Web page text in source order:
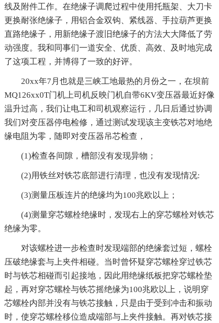
线及附件工作。在绝缘子调爬过程中使用托瓶架、大刀卡
更换耐张绝缘子，用铝合金双钩、紧线器、手拉葫芦更换
直路绝缘子，用新绝缘子渡旧绝缘子的方法大大降低了劳
动强度。我和同事们一道安全、优质、高效、及时地完成
了这项工程，并博得了一致的好评。
20xx年7月也就是三峡工地最热的月份之一，在坝前
MQ126xx0T门机上司机反映门机自带6KV变压器最近好像
温升过高，我们让电工和司机观察运行，几日后通过协调
我们对变压器停电检修，通过测试发现该主变铁芯对地绝
缘电阻为零，随即对变压器吊芯检查，
(1)检查各间隙，槽部没有发现异物；
(2)用铁丝对铁芯底部进行清理，也没有发现情况:
(3)测量压板连片的绝缘均为100兆欧以上；
(4)测量穿芯螺栓绝缘时，发现右上的穿芯螺栓对铁芯
绝缘为零。
对该螺栓进一步检查时发现端部的绝缘套过短，螺栓
压破绝缘套与上夹件相碰。当时曾怀疑穿芯螺栓穿过铁芯
时与铁芯相碰而引起接地，因此用绝缘纸板把穿芯螺栓垫
起，再对穿芯螺栓与铁芯摇绝缘为100兆欧以上，说明穿
芯螺栓内部并没有与铁芯接触，只是由于受到冲击和振动
时，使穿芯螺栓移位造成端部与上夹件接触。再对铁芯接